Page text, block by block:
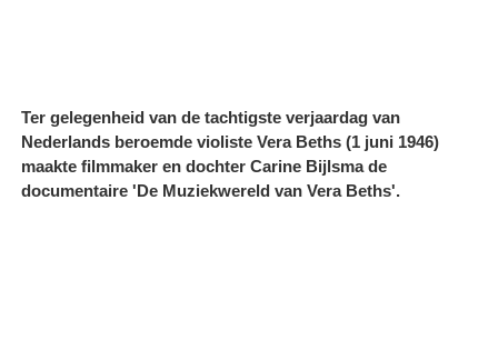
Ter gelegenheid van de tachtigste verjaardag van
Nederlands beroemde violiste Vera Beths (1 juni 1946)
maakte filmmaker en dochter Carine Bijlsma de
documentaire 'De Muziekwereld van Vera Beths'.